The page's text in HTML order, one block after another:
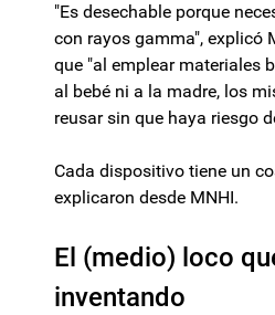
"Es desechable porque
con rayos gamma", explicó
que "al emplear materiales
al bebé ni a la madre, los
reusar sin que haya riesgo
Cada dispositivo tiene un
explicaron desde MNHI.
El (medio) loco
inventando